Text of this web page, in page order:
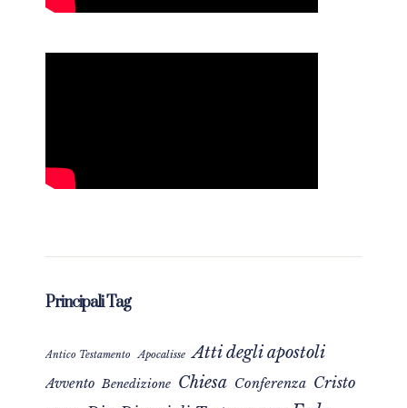
Principali Tag
Antico Testamento Apocalisse Atti degli apostoli
Avvento Benedizione Chiesa Conferenza Cristo